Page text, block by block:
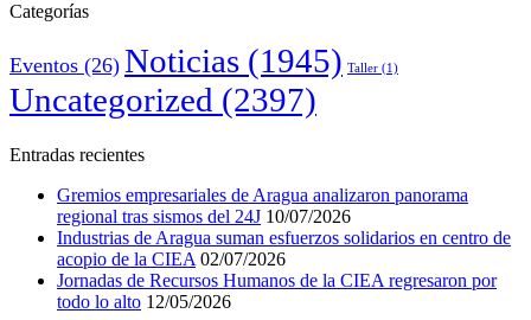
Categorías
Eventos (26) Noticias (1945) Taller (1)
Uncategorized (2397)
Entradas recientes
Gremios empresariales de Aragua analizaron panorama
regional tras sismos del 24J 10/07/2026
Industrias de Aragua suman esfuerzos solidarios en centro de
acopio de la CIEA 02/07/2026
Jornadas de Recursos Humanos de la CIEA regresaron por
todo lo alto 12/05/2026